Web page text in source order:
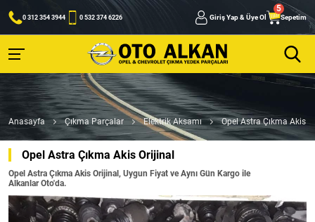
0 312 354 3944 0 532 374 6226 Giriş Yap & Üye Ol Sepetim
Anasayfa Çıkma Parçalar Elektrik Aksamı Opel Astra Çıkma Akis
Opel Astra Çıkma Akis Orijinal
Opel Astra Çıkma Akis Orijinal, Uygun Fiyat ve Aynı Gün Kargo ile
Alkanlar Oto'da.